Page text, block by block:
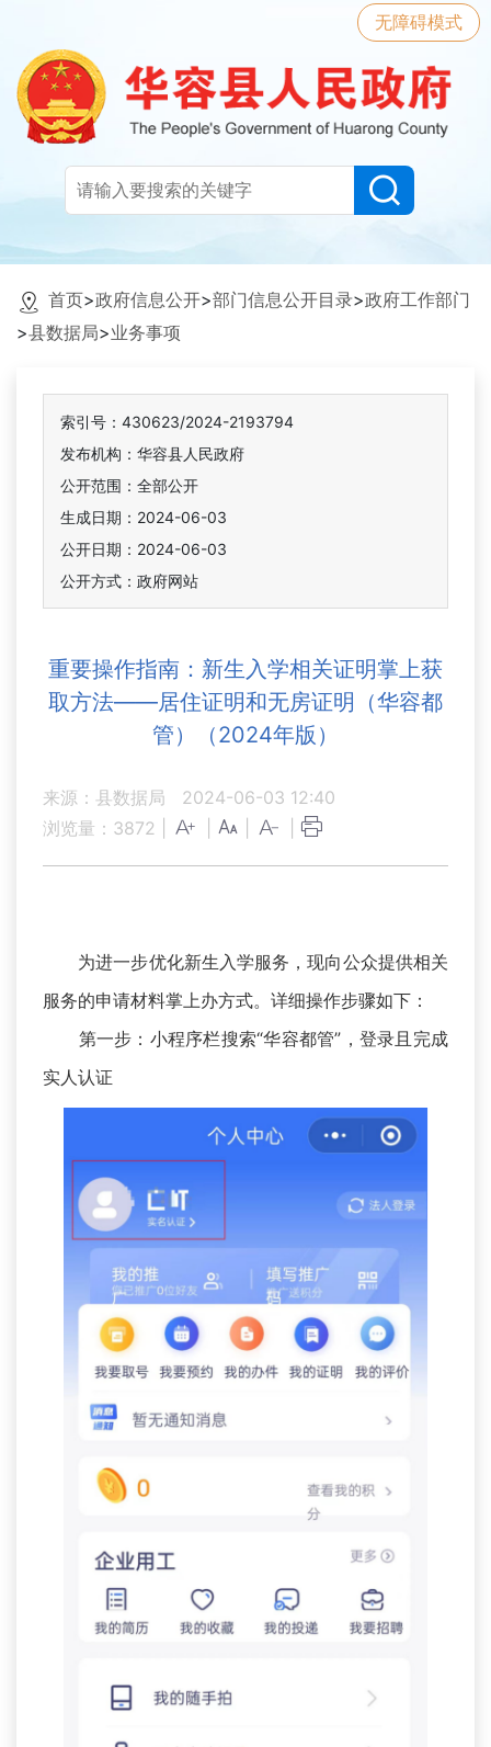
无障碍模式
首页>政府信息公开>部门信息公开目录>政府工作部门
>县数据局>业务事项
索引号：430623/2024-2193794
发布机构：华容县人民政府
公开范围：全部公开
生成日期：2024-06-03
公开日期：2024-06-03
公开方式：政府网站
重要操作指南：新生入学相关证明掌上获
取方法——居住证明和无房证明（华容都
管）（2024年版）
来源：县数据局
2024-06-03 12:40
浏览量： 3872
为进一步优化新生入学服务，现向公众提供相关
服务的申请材料掌上办方式。详细操作步骤如下：
第一步：小程序栏搜索“华容都管”，登录且完成
实人认证